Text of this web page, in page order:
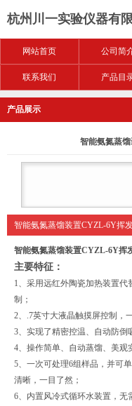
杭州川一实验仪器有
网站首页 公司简
联系我们 产品目
产品展示
智能氨氮蒸
智能氨氮蒸馏装置CYZL-6Y挥
智能氨氮蒸馏装置CYZL-6Y挥
主要特征：
1
、采用远红外陶瓷加热装置
制；
2
.7英寸大液晶触摸屏控制，
3 、实现了精密控温、自动防
4 、操作简单、自动蒸馏、美观
5 、一次可处理6组样品，并可
清晰，一目了然；
6 、内置风冷式循环水装置，